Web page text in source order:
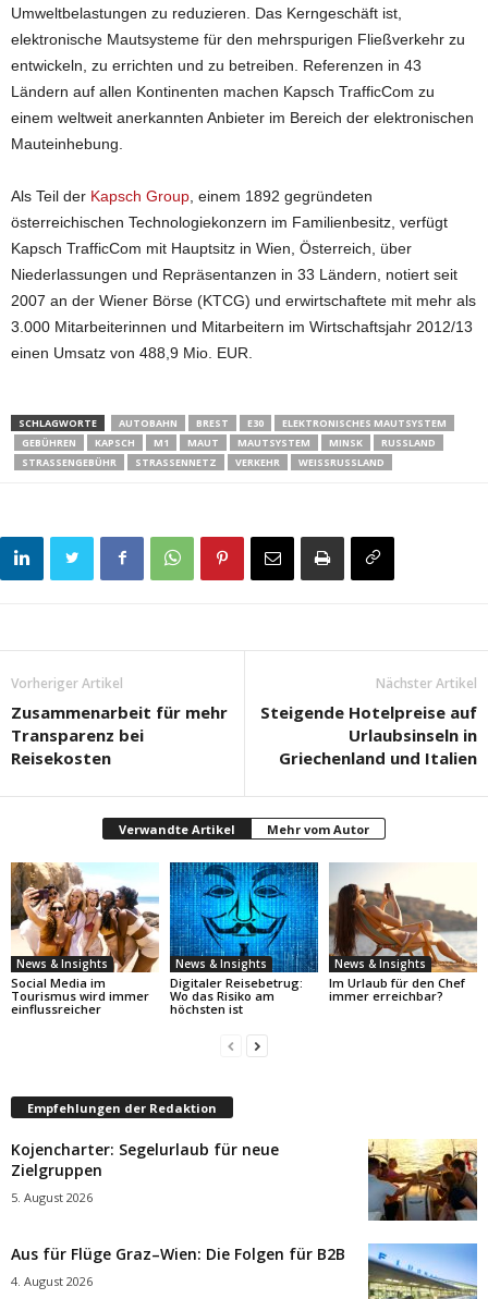
Umweltbelastungen zu reduzieren. Das Kerngeschäft ist,
elektronische Mautsysteme für den mehrspurigen Fließverkehr zu
entwickeln, zu errichten und zu betreiben. Referenzen in 43
Ländern auf allen Kontinenten machen Kapsch TrafficCom zu
einem weltweit anerkannten Anbieter im Bereich der elektronischen
Mauteinhebung.
Als Teil der Kapsch Group , einem 1892 gegründeten
österreichischen Technologiekonzern im Familienbesitz, verfügt
Kapsch TrafficCom mit Hauptsitz in Wien, Österreich, über
Niederlassungen und Repräsentanzen in 33 Ländern, notiert seit
2007 an der Wiener Börse (KTCG) und erwirtschaftete mit mehr als
3.000 Mitarbeiterinnen und Mitarbeitern im Wirtschaftsjahr 2012/13
einen Umsatz von 488,9 Mio. EUR.
SCHLAGWORTE AUTOBAHN BREST E30
ELEKTRONISCHES MAUTSYSTEM
GEBÜHREN
KAPSCH M1 MAUT MAUTSYSTEM MINSK
RUSSLAND
STRASSENGEBÜHR
STRASSENNETZ VERKEHR WEISSRUSSLAND
Vorheriger Artikel
Zusammenarbeit für mehr
Transparenz bei
Reisekosten
Nächster Artikel
Steigende Hotelpreise auf
Urlaubsinseln in
Griechenland und Italien
Verwandte Artikel Mehr vom Autor
News & Insights
Social Media im
Tourismus wird immer
einflussreicher
News & Insights
Digitaler Reisebetrug:
Wo das Risiko am
höchsten ist
News & Insights
Im Urlaub für den Chef
immer erreichbar?
Empfehlungen der Redaktion
Kojencharter: Segelurlaub für neue
Zielgruppen
5. August 2026
Aus für Flüge Graz–Wien: Die Folgen für B2B
4. August 2026